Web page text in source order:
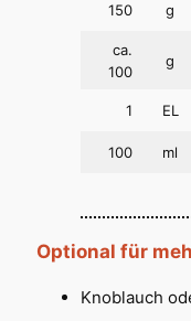
150 g
ca.
100
g
1 EL
100 ml
Optional für
Knoblauch